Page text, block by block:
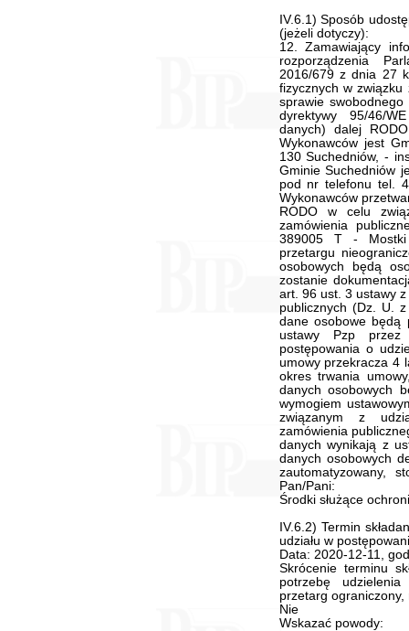
IV.6.1) Sposób
(jeżeli dotyczy):
12. Zamawiający
rozporządzenia
2016/679 z dnia 27
fizycznych w
sprawie
dyrektywy 95/46/
danych) dalej
Wykonawców jest
130 Suchedniów, -
Gminie Suchedniów
pod nr telefonu tel.
Wykonawców
RODO w celu
zamówienia
389005 T - Mostki
przetargu
osobowych będą
zostanie
art. 96 ust. 3 ustawy
publicznych (Dz. U.
dane osobowe będą
ustawy Pzp
postępowania o
umowy przekracza 4
okres trwania
danych osobowych
wymogiem
związanym z
zamówienia
danych wynikają z
danych osobowych
zautomatyzowany,
Pan/Pani:
Środki służące
IV.6.2) Termin
udziału w
Data: 2020-12-11,
Skrócenie terminu
potrzebę
przetarg ograniczony,
Nie
Wskazać powody: